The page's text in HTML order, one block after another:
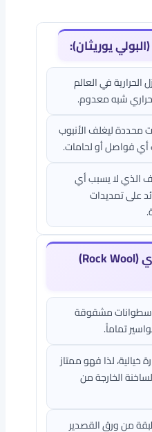
في العالم
شبه معدوم.
محددة ليغلف الأنبوب
أي فواصل أو لحامات.
الذي لا يسبب أي
على تمديدات
2. الصوف الصخري (Rock Wool)
مشقوقة
تماماً.
خيالية، لذا فهو ممتاز
الخارجة من
من ورق القصدير